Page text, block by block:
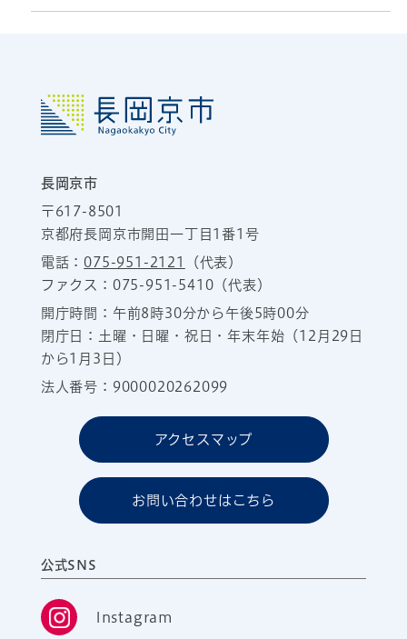
長岡京市
〒617-8501
京都府長岡京市開田一丁目1番1号
電話：075-951-2121
（代表）
ファクス：075-951-5410（代表）
開庁時間：午前8時30分から午後5時00分
閉庁日：土曜・日曜・祝日・年末年始（12月29日
から1月3日）
法人番号：9000020262099
アクセスマップ
お問い合わせはこちら
公式SNS
Instagram